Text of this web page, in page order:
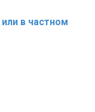
в частном